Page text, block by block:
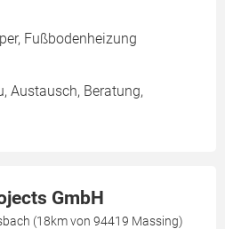
Fußbodenheizung
Austausch, Beratung,
GmbH
(18km von 94419 Massing)